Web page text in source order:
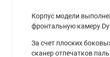
Корпус модели
фронтальную камеру
За счет плоских
сканер отпечатков